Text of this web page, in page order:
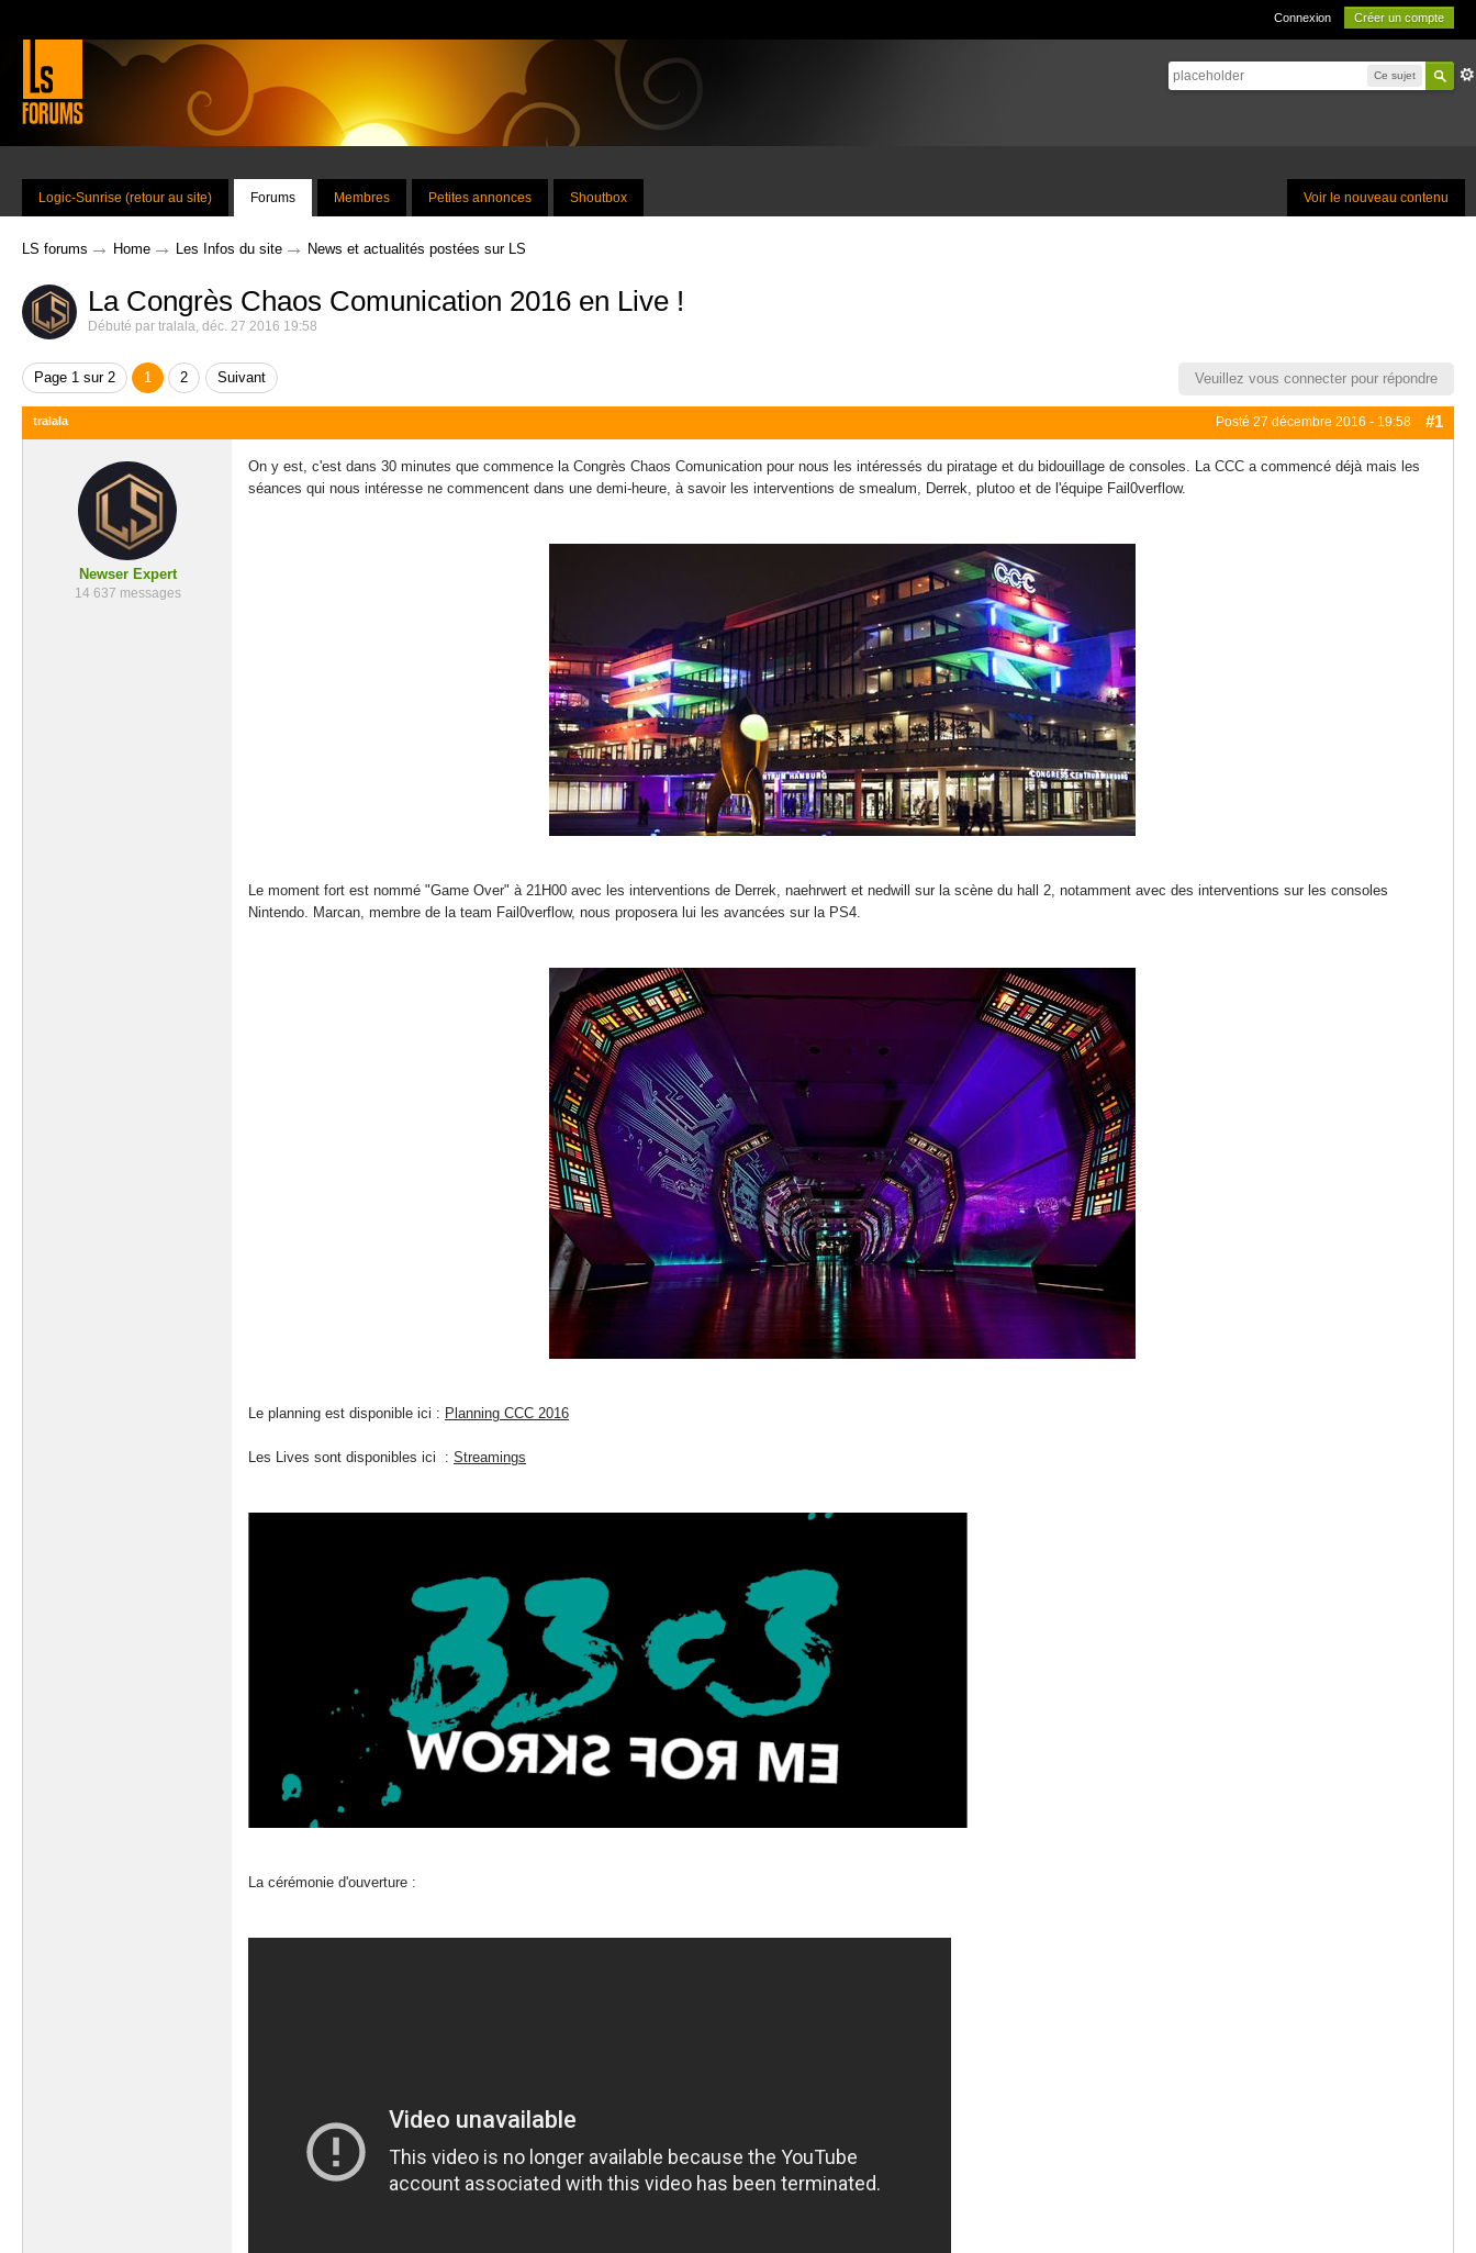
Connexion Créer un compte
Ce sujet
Voir le nouveau contenu
Logic-Sunrise (retour au site) Forums Membres Petites annonces Shoutbox
LS forums → Home → Les Infos du site → News et actualités postées sur LS
La Congrès Chaos Comunication 2016 en Live !
Débuté par tralala, déc. 27 2016 19:58
Page 1 sur 2 1 2 Suivant Veuillez vous connecter pour répondre
Posté 27 décembre 2016 - 19:58 #1
tralala
Newser Expert
14 637 messages
On y est, c'est dans 30 minutes que commence la Congrès Chaos Comunication pour nous les intéressés du piratage et du bidouillage de consoles. La CCC a commencé déjà mais les
séances qui nous intéresse ne commencent dans une demi-heure, à savoir les interventions de smealum, Derrek, plutoo et de l'équipe Fail0verflow.
Le moment fort est nommé "Game Over" à 21H00 avec les interventions de Derrek, naehrwert et nedwill sur la scène du hall 2, notamment avec des interventions sur les consoles
Nintendo. Marcan, membre de la team Fail0verflow, nous proposera lui les avancées sur la PS4.
Le planning est disponible ici : Planning CCC 2016
Les Lives sont disponibles ici : Streamings
La cérémonie d'ouverture :